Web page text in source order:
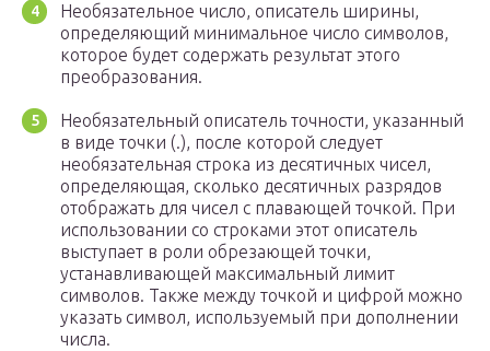
Необязательное число, описатель ширины,
определяющий минимальное число символов,
которое будет содержать результат этого
преобразования.
Необязательный описатель точности, указанный
в виде точки (.), после которой следует
необязательная строка из десятичных чисел,
определяющая, сколько десятичных разрядов
отображать для чисел с плавающей точкой. При
использовании со строками этот описатель
выступает в роли обрезающей точки,
устанавливающей максимальный лимит
символов. Также между точкой и цифрой можно
указать символ, используемый при дополнении
числа.